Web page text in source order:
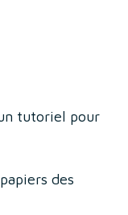
tutoriel pour
des